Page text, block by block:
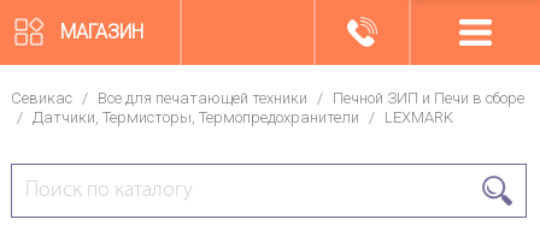
МАГАЗИН
Севикас / Все для печатающей техники /
Печной ЗИП и Печи в сборе
/ Датчики, Термисторы, Термопредохранители / LEXMARK